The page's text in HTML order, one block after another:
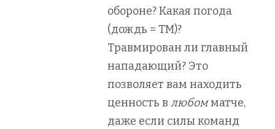
обороне? Какая погода
(дождь = ТМ)?
Травмирован ли главный
нападающий? Это
позволяет вам находить
ценность в любомматче,
даже если силы команд